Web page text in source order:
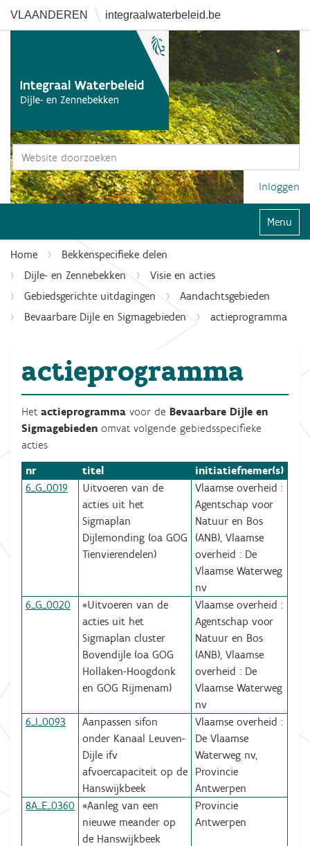
VLAANDEREN integraalwaterbeleid.be
Zoek
Geavanceerd zoeken...
Inloggen
Klap
Home
Bekkenspecifieke delen
Dijle- en Zennebekken
Visie en acties
Gebiedsgerichte uitdagingen
Aandachtsgebieden
Bevaarbare Dijle en Sigmagebieden
actieprogramma
actieprogramma
Het actieprogramma voor de Bevaarbare Dijle en
Sigmagebieden omvat volgende gebiedsspecifieke
acties
nr
titel
initiatiefnemer(s)
6_G_0019
Uitvoeren van de
acties uit het
Sigmaplan
Dijlemonding (oa GOG
Tienvierendelen)
Vlaamse overheid :
Agentschap voor
Natuur en Bos
(ANB), Vlaamse
overheid : De
Vlaamse Waterweg
nv
6_G_0020
*Uitvoeren van de
acties uit het
Sigmaplan cluster
Bovendijle (oa GOG
Hollaken-Hoogdonk
en GOG Rijmenam)
Vlaamse overheid :
Agentschap voor
Natuur en Bos
(ANB), Vlaamse
overheid : De
Vlaamse Waterweg
nv
6_I_0093
Aanpassen sifon
onder Kanaal Leuven-
Dijle ifv
afvoercapaciteit op de
Hanswijkbeek
Vlaamse overheid :
De Vlaamse
Waterweg nv,
Provincie
Antwerpen
8A_E_0360
*Aanleg van een
nieuwe meander op
de Hanswijkbeek
Provincie
Antwerpen